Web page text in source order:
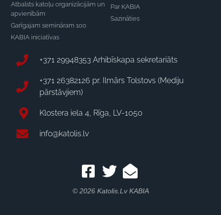
Atbalsts katoļu organizācijām un
apvienībām
Garīgajam semināram 100
KABIA iniciatīvas
Par KABIA
Sazināties
+371 29948353 Arhibīskapa sekretariāts
+371 26382126 pr. Ilmārs Tolstovs (Mediju
pārstāvjiem)
Klostera iela 4, Rīga, LV-1050
info@katolis.lv
© 2026 Katolis.lv KABIA